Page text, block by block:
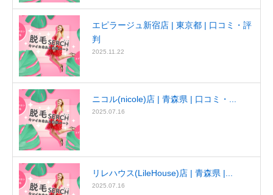
エピラージュ新宿店 | 東京都 | 口コミ・評
判
2025.11.22
ニコル(nicole)店 | 青森県 | 口コミ・...
2025.07.16
リレハウス(LileHouse)店 | 青森県 |...
2025.07.16